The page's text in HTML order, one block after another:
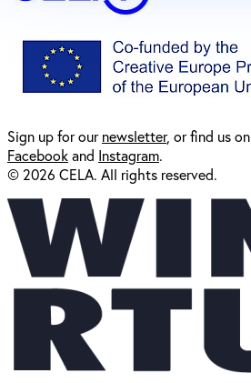
Sign up for ournewsletter, or find us on
Facebookand Instagram.
© 2026 CELA. All rights reserved.